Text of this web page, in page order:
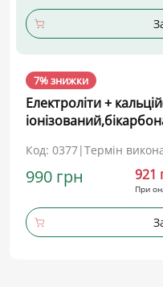
7% знижки
Електроліти +
Код: 0377|Термін
990 грн 921
При